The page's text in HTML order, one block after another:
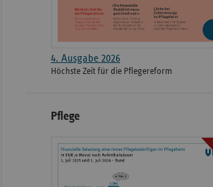
4. Ausgabe 2026
Höchste Zeit für die Pflegereform
Pflege